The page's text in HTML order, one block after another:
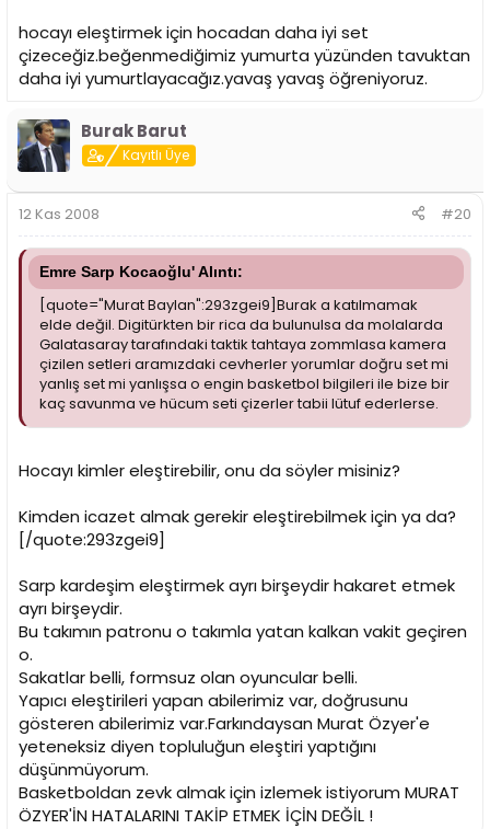
hocayı eleştirmek için hocadan daha iyi set
çizeceğiz.beğenmediğimiz yumurta yüzünden tavuktan
daha iyi yumurtlayacağız.yavaş yavaş öğreniyoruz.
Burak Barut
Kayıtlı Üye
12 Kas 2008 #20
Emre Sarp Kocaoğlu' Alıntı:
[quote="Murat Baylan":293zgei9]Burak a katılmamak
elde değil. Digitürkten bir rica da bulunulsa da molalarda
Galatasaray tarafındaki taktik tahtaya zommlasa kamera
çizilen setleri aramızdaki cevherler yorumlar doğru set mi
yanlış set mi yanlışsa o engin basketbol bilgileri ile bize bir
kaç savunma ve hücum seti çizerler tabii lütuf ederlerse.
Hocayı kimler eleştirebilir, onu da söyler misiniz?
Kimden icazet almak gerekir eleştirebilmek için ya da?
[/quote:293zgei9]
Sarp kardeşim eleştirmek ayrı birşeydir hakaret etmek
ayrı birşeydir.
Bu takımın patronu o takımla yatan kalkan vakit geçiren
o.
Sakatlar belli, formsuz olan oyuncular belli.
Yapıcı eleştirileri yapan abilerimiz var, doğrusunu
gösteren abilerimiz var.Farkındaysan Murat Özyer'e
yeteneksiz diyen topluluğun eleştiri yaptığını
düşünmüyorum.
Basketboldan zevk almak için izlemek istiyorum MURAT
ÖZYER'İN HATALARINI TAKİP ETMEK İÇİN DEĞİL !